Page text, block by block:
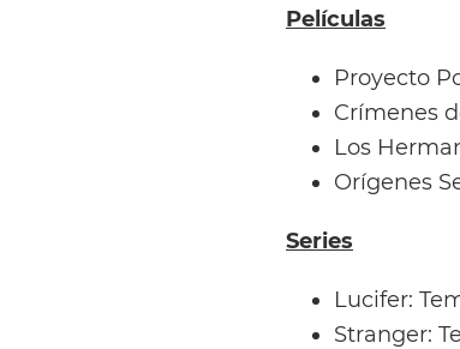
Películas
Proyecto
Crímenes
Los
Orígenes
Series
Lucifer:
Stranger: